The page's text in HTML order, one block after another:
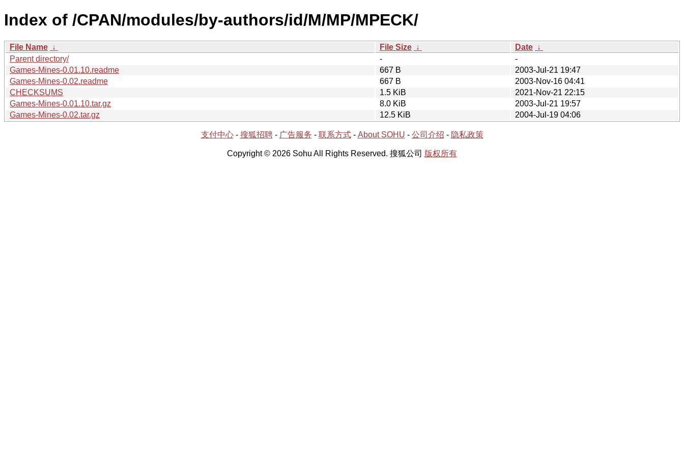
Index of /CPAN/modules/by-authors/id/M/MP/MPECK/
File Name ↓ File Size ↓ Date ↓
Parent directory/
-
-
Games-Mines-0.01.10.readme
667 B
2003-Jul-21 19:47
Games-Mines-0.02.readme
667 B
2003-Nov-16 04:41
CHECKSUMS
1.5 KiB
2021-Nov-21 22:15
Games-Mines-0.01.10.tar.gz
8.0 KiB
2003-Jul-21 19:57
Games-Mines-0.02.tar.gz
12.5 KiB 2004-Jul-19 04:06
支付中心- 搜狐招聘- 广告服务 - 联系方式- About SOHU - 公司介绍 - 隐私政策
Copyright © 2026 Sohu All Rights Reserved. 搜狐公司 版权所有